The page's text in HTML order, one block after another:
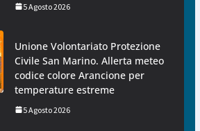
5 Agosto 2026
Unione Volontariato Protezione
Civile San Marino. Allerta meteo
codice colore Arancione per
temperature estreme
5 Agosto 2026